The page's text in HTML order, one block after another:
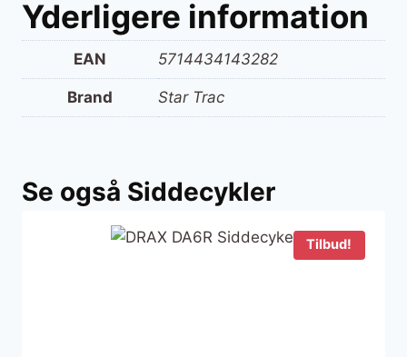
Yderligere information
EAN 5714434143282
Brand Star Trac
Se også Siddecykler
Tilbud!